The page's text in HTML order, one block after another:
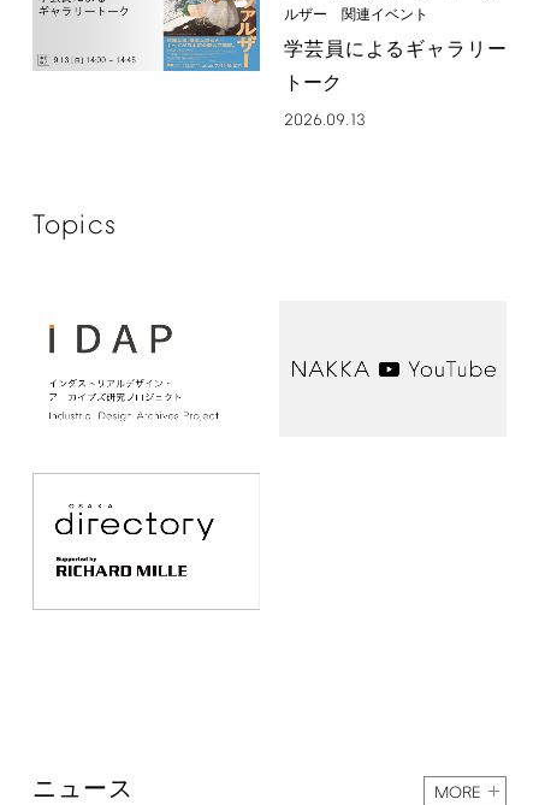
ルザー 関連イベント
学芸員によるギャラリー
トーク
2026.09.13
Topics
ニュース MORE